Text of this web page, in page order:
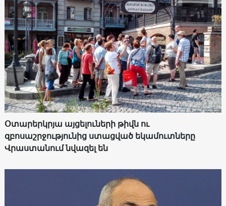
Օտարերկրյա այցելուների թիվն ու
զբոսաշրջությունից ստացված եկամուտները
Վրաստանում նվազել են